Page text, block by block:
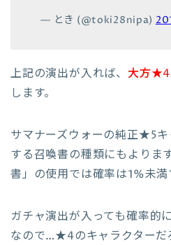
— とき (@toki28nipa)
上記の演出が入れば、 大方★4
します。
サマナーズウォーの純正★5
する召喚書の種類にもよりま
書」の使用では確率は1%未満
ガチャ演出が入っても確率
なので…★4のキャラクターだ